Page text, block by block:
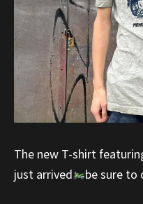
The new T-shirt
just arrived
be sure to